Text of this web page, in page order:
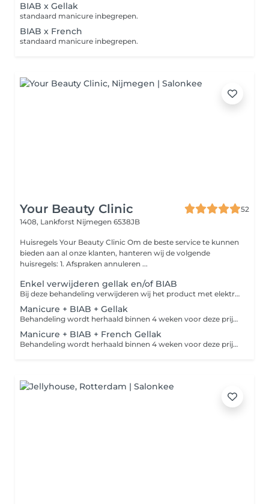
BIAB x Gellak
standaard manicure inbegrepen.
BIAB x French
standaard manicure inbegrepen.
Your Beauty Clinic
52
1408, Lankforst Nijmegen 6538JB
Huisregels Your Beauty Clinic Om de beste service te kunnen
bieden aan al onze klanten, hanteren wij de volgende
huisregels: 1. Afspraken annuleren ...
Enkel verwijderen gellak en/of BIAB
Bij deze behandeling verwijderen wij het product met elektrische frees en vijlen de nagels in gewenste vorm. Hierna verzorgen wij de nagels en handen met handcrème/nagelriemolie (van Dadi'óil)
Manicure + BIAB + Gellak
Behandeling wordt herhaald binnen 4 weken voor deze prijs, buiten deze termijn komen extra kosten *5weken +€10,-* 6weken +€14. Heb je nog Gellak/BIAB/Acryl of andere product gezet door andere salon, boek dan verwijderen+ je gewenste behandeling bij ons. Manicure behandeling met elektrische frees voor de perfecte manicure, aan het einde worden de nagels/handen verzorgd met handcrème/nagelriemolie(van Dadi'óil). Wij gebruiken bij elke klant een nieuwe vijl (i.v.m. hygiëne).
Manicure + BIAB + French Gellak
Behandeling wordt herhaald binnen 4 weken voor deze prijs, buiten deze termijn komen extra kosten *5weken +€10,-* 6weken +€14. Heb je nog Gellak/BIAB/Acryl of andere product gezet door andere salon, boek dan verwijderen+ je gewenste behandeling bij ons. Manicure behandeling met elektrische frees voor de perfecte manicure, aan het einde worden de nagels/handen verzorgd met handcrème/nagelriemolie(van Dadi'óil). Wij gebruiken bij elke klant een nieuwe vijl (i.v.m. hygiëne).